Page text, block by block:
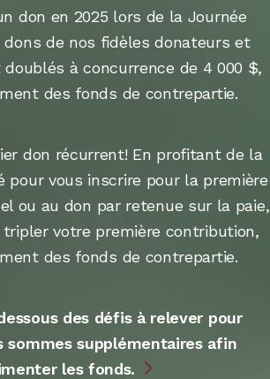
don en 2025 lors de la Journée
dons de nos fidèles donateurs et
à concurrence de 4 000 $,
des fonds de contrepartie.
don récurrent! En profitant de la
pour vous inscrire pour la première
ou au don par retenue sur la paie,
tripler votre première contribution,
des fonds de contrepartie.
des défis à relever pour
sommes supplémentaires afin
les fonds.